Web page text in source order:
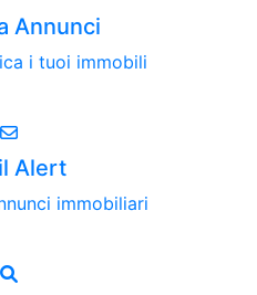
Annunci
i tuoi immobili
Alert
immobiliari